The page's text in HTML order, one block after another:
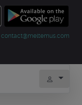
contact@meltemus.com